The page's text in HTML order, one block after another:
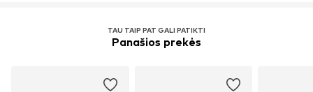
TAU TAIP PAT GALI PATIKTI
Panašios prekės